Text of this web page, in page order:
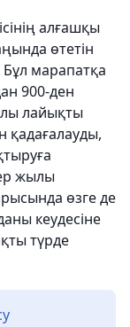
алғашқы
өтетін
марапатқа
900-ден
лайықты
қадағалауды,
жылы
өзге де
кеудесіне
түрде